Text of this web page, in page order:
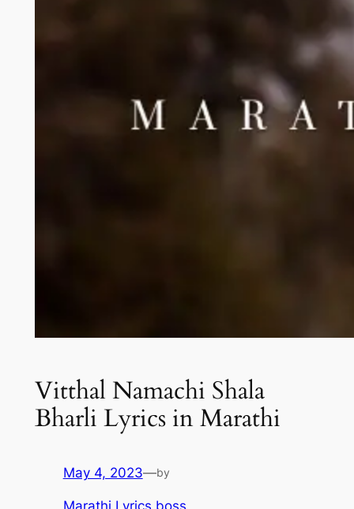
Vitthal Namachi Shala
Bharli Lyrics in Marathi
May 4, 2023—by